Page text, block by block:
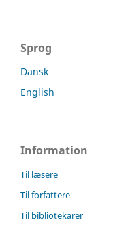
Sprog
Dansk
English
Information
Til læsere
Til forfattere
Til bibliotekarer